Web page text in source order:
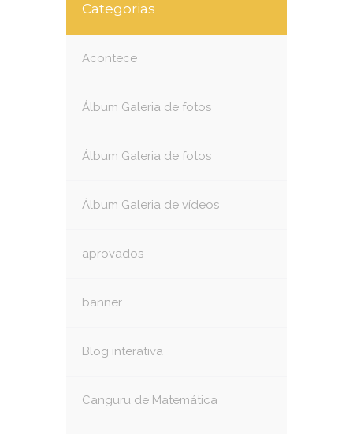
Categorias
Acontece
Álbum Galeria de fotos
Álbum Galeria de fotos
Álbum Galeria de vídeos
aprovados
banner
Blog interativa
Canguru de Matemática